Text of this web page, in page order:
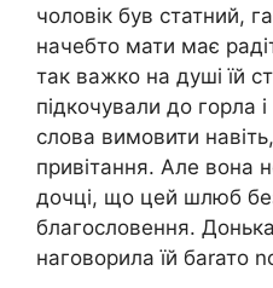
чоловік був статний,
начебто мати має
так важко на душі їй
підкочували до горла
слова вимовити
привітання. Але вона
дочці, що цей шлюб
благословення.
наговорила їй баrато